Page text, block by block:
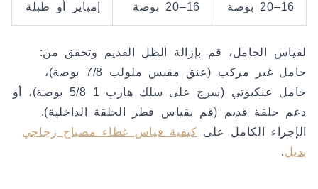
16–20 بوصة 16–20 بوصة إمباير أو طبلة
لقياس الحامل، قم بإزالة الظل القديم وتحقق من:
حامل غير مركب (عنق مقبس ملولب 7/8 بوصة)،
حامل عنكبوتي (سرج على سلك هارپ 1 5/8 بوصة)، أو
دعم حلقة قديم (قم بقياس قطر الحلقة الداخلية).
الإجراء الكامل على كيفية قياس غطاء مصباح زجاجي
بديل.